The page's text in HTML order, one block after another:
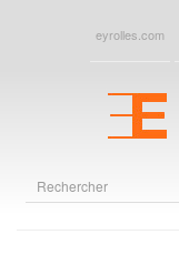
eyrolles.com